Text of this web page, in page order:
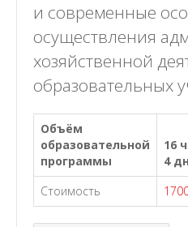
и современные
осуществления
хозяйственной
образовательных
Объём
образовательной
программы
16
4
Стоимость